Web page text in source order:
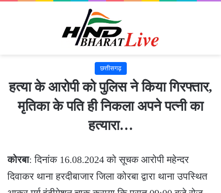
छत्तीसगढ़
हत्या के आरोपी को पुलिस ने किया गिरफ्तार,
मृतिका के पति ही निकला अपने पत्नी का
हत्यारा…
कोरबा: दिनांक 16.08.2024 को सूचक आरोपी महेन्दर
दिवाकर थाना हरदीबाजार जिला कोरबा द्वारा थाना उपस्थित